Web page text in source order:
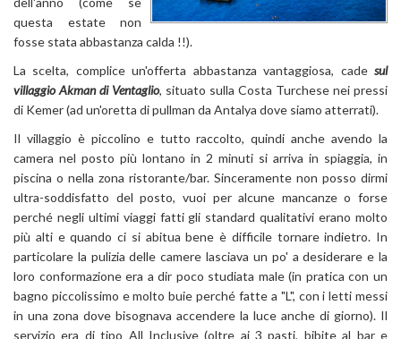
questa estate non
fosse stata abbastanza calda !!).
La scelta, complice un'offerta abbastanza vantaggiosa, cade sul
villaggio Akman di Ventaglio, situato sulla Costa Turchese nei pressi
di Kemer (ad un'oretta di pullman da Antalya dove siamo atterrati).
Il villaggio è piccolino e tutto raccolto, quindi anche avendo la
camera nel posto più lontano in 2 minuti si arriva in spiaggia, in
piscina o nella zona ristorante/bar. Sinceramente non posso dirmi
ultra-soddisfatto del posto, vuoi per alcune mancanze o forse
perché negli ultimi viaggi fatti gli standard qualitativi erano molto
più alti e quando ci si abitua bene è difficile tornare indietro. In
particolare la pulizia delle camere lasciava un po' a desiderare e la
loro conformazione era a dir poco studiata male (in pratica con un
bagno piccolissimo e molto buie perché fatte a "L", con i letti messi
in una zona dove bisognava accendere la luce anche di giorno). Il
servizio era di tipo All Inclusive (oltre ai 3 pasti, bibite al bar e